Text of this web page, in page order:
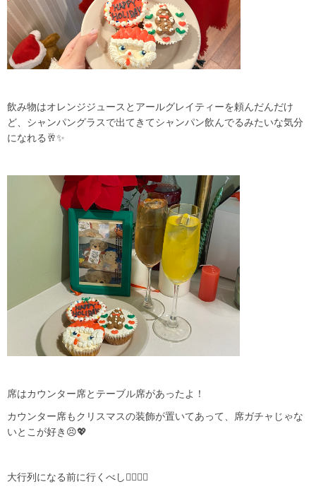
飲み物はオレンジジュースとアールグレイティーを頼んだんだけ
ど、シャンパングラスで出てきてシャンパン飲んでるみたいな気分
になれる🥂✨
席はカウンター席とテーブル席があったよ！
カウンター席もクリスマスの装飾が置いてあって、席ガチャじゃな
いとこが好き😣💖
大行列になる前に行くべし👍🏻👍🏻